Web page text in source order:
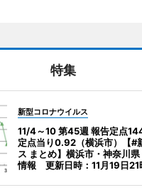
特集
新型コロナウイルス
11/4～10 第45週 報告定点
定点当り0.92（横浜市）【#
ス まとめ】横浜市・神奈川
情報 更新日時：11月19日21